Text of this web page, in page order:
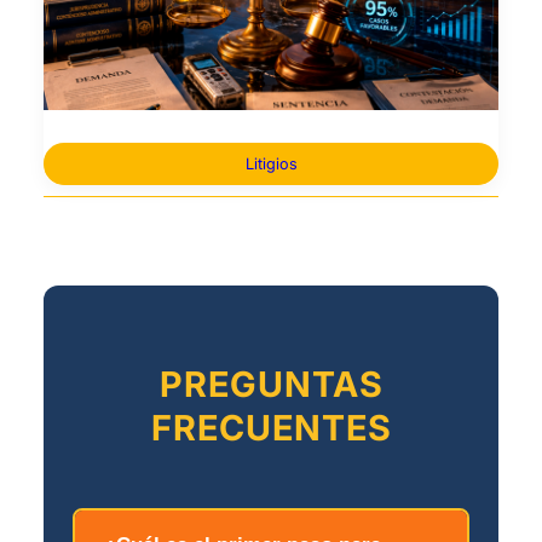
Litigios
PREGUNTAS
FRECUENTES